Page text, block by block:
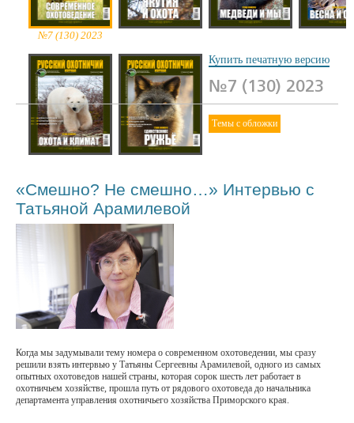
№7 (130) 2023
Купить печатную версию
№7 (130) 2023
Темы с обложки
«Смешно? Не смешно…» Интервью с
Татьяной Арамилевой
Когда мы задумывали тему номера о современном охотоведении, мы сразу
решили взять интервью у Татьяны Сергеевны Арамилевой, одного из самых
опытных охотоведов нашей страны, которая сорок шесть лет работает в
охотничьем хозяйстве, прошла путь от рядового охотоведа до начальника
департамента управления охотничьего хозяйства Приморского края.